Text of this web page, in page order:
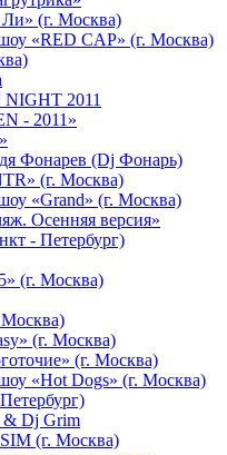
(г. Москва)
«RED CAP» (г. Москва)
2011
- 2011»
Фонарев (Dj Фонарь)
(г. Москва)
«Grand» (г. Москва)
Осенняя версия»
- Петербург)
(г. Москва)
(г. Москва)
(г. Москва)
«Hot Dogs» (г. Москва)
Dj Grim
(г. Москва)